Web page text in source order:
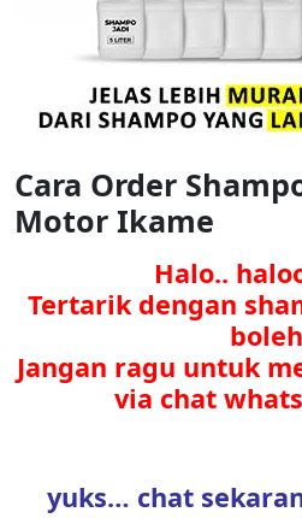
Cara Order
Motor Ikame
Halo..
Tertarik dengan
Jangan ragu untuk
via chat
yuks… chat